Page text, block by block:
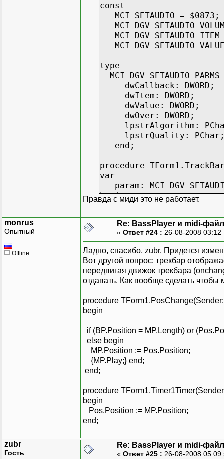
const
MCI_SETAUDIO = $0873;
type
dwCallback: DWORD;
dwItem: DWORD;
dwValue: DWORD;
dwOver: DWORD;
lpstrAlgorithm:
lpstrQuality:
end;
procedure
var
param:
begin
param.dwCallback := 0;
param.dwItem :=
param.dwValue :=
param.dwOver := 0;
param.lpstrAlgorithm
param.lpstrQuality :=
end;
Правда с миди это не работает.
monrus
Опытный
Offline
Re: BassPlayer и midi-
« Ответ #24 : 26-08-2008
Ладно, спасибо, zubr. Придется
Вот другой вопрос: трекбар
передвигая движок трекбара
отдавать. Как вообще сделать
procedure
begin
if (BP.Position = MP.Length) or
else begin
MP.Position := Pos.Position;
{MP.Play;} end;
end;
procedure
begin
Pos.Position := MP.Position;
end;
zubr
Гость
Re: BassPlayer и midi-
« Ответ #25 : 26-08-2008